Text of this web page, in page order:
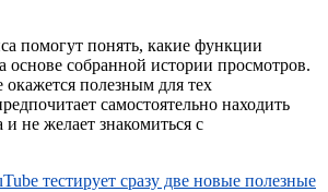
помогут понять, какие функции
основе собранной истории просмотров.
окажется полезным для тех
самостоятельно находить
и не желает знакомиться с
тестирует сразу две новые полезные